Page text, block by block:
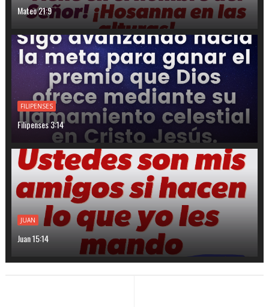
Mateo 21:9
FILIPENSES
Filipenses 3:14
JUAN
Juan 15:14